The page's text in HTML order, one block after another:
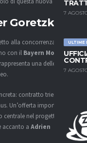
7
ULTIME
7
Goretzka
alla concorrenza.
con il Bayern Monaco,
una delle
contratto triennale
Un’offerta importante,
nel progetto
accanto a Adrien